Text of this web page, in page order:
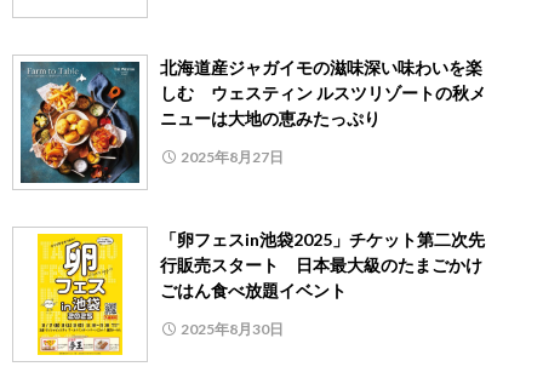
北海道産ジャガイモの滋味深い味わいを楽
しむ ウェスティン ルスツリゾートの秋メ
ニューは大地の恵みたっぷり
2025年8月27日
「卵フェスin池袋2025」チケット第二次先
行販売スタート 日本最大級のたまごかけ
ごはん食べ放題イベント
2025年8月30日